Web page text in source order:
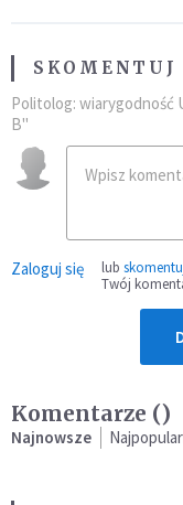
SKOMENTUJ
Politolog: wiarygodność
B"
Zaloguj się lub
Twój
Komentarze ()
Najnowsze